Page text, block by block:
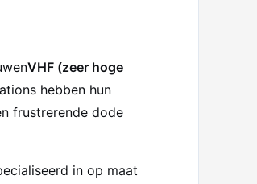
VHF (zeer hoge
hebben hun
frustrerende dode
in op maat